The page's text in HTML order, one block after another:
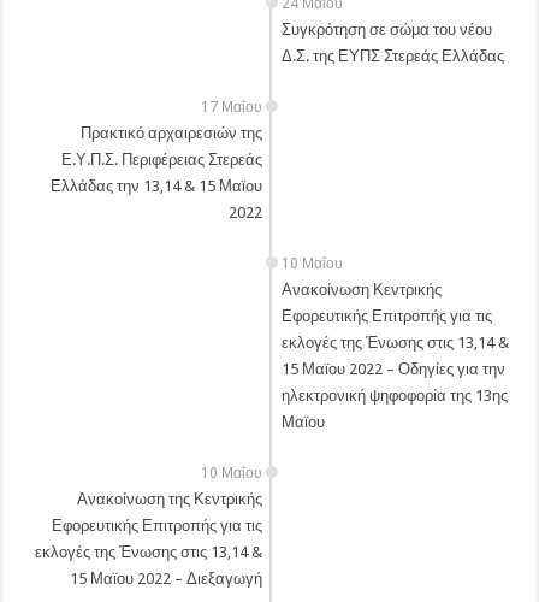
Συγκρότηση σε σώμα του νέου
Δ.Σ. της ΕΥΠΣ Στερεάς Ελλάδας
17 Μαΐου
Πρακτικό αρχαιρεσιών της
Ε.Υ.Π.Σ. Περιφέρειας Στερεάς
Ελλάδας την 13,14 & 15 Μαϊου
2022
10 Μαΐου
Ανακοίνωση Κεντρικής
Εφορευτικής Επιτροπής για τις
εκλογές της Ένωσης στις 13,14 &
15 Μαϊου 2022 – Οδηγίες για την
ηλεκτρονική ψηφοφορία της 13ης
Μαϊου
10 Μαΐου
Ανακοίνωση της Κεντρικής
Εφορευτικής Επιτροπής για τις
εκλογές της Ένωσης στις 13,14 &
15 Μαϊου 2022 – Διεξαγωγή